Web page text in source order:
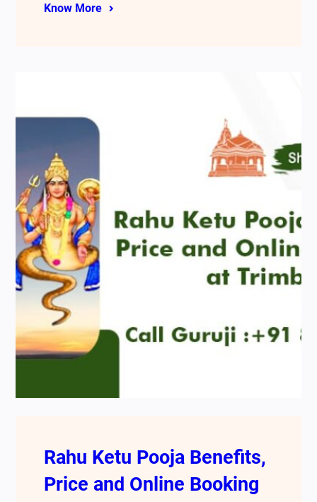
Know More
Rahu Ketu Pooja Benefits,
Price and Online Booking